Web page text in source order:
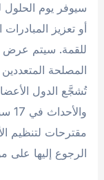
سيوفر يوم الحلول
أو تعزيز
للقمة. سيتم عرض
المصلحة
تُشجَّع الدول
الرجوع إليها على